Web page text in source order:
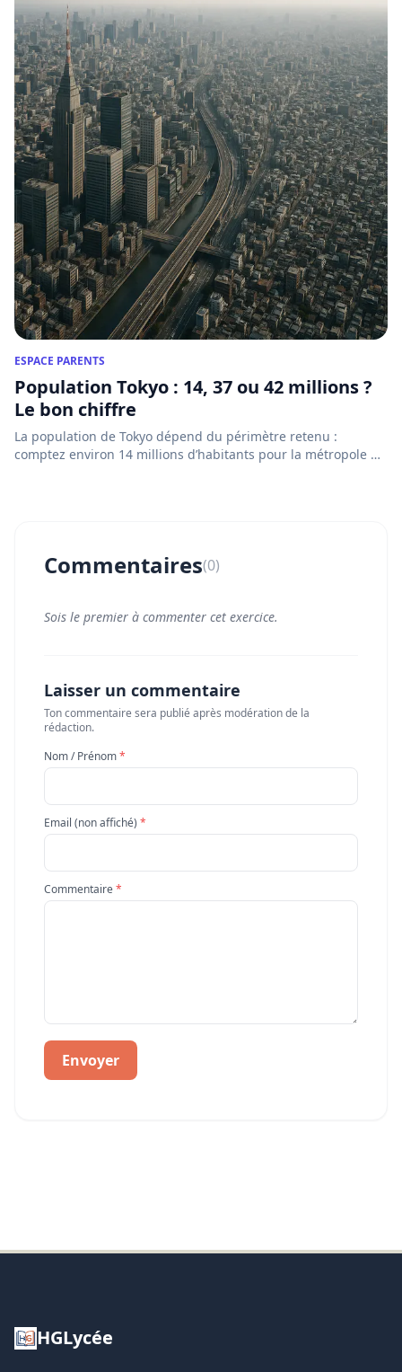
ESPACE PARENTS
Population Tokyo : 14, 37 ou 42 millions ?
Le bon chiffre
La population de Tokyo dépend du périmètre retenu :
comptez environ 14 millions d’habitants pour la métropole de
Commentaires(0)
Sois le premier à commenter cet exercice.
Laisser un commentaire
Ton commentaire sera publié après modération de la
rédaction.
Nom / Prénom*
Email (non affiché) *
Commentaire*
Envoyer
HGLycée